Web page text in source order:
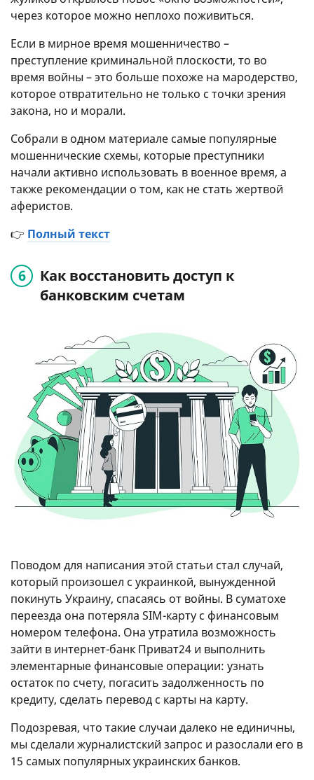
через которое можно неплохо поживиться.
Если в мирное время мошенничество –
преступление криминальной плоскости, то во
время войны – это больше похоже на мародерство,
которое отвратительно не только с точки зрения
закона, но и морали.
Собрали в одном материале самые популярные
мошеннические схемы, которые преступники
начали активно использовать в военное время, а
также рекомендации о том, как не стать жертвой
аферистов.
👉 Полный текст
Как восстановить доступ к
банковским счетам
Поводом для написания этой статьи стал случай,
который произошел с украинкой, вынужденной
покинуть Украину, спасаясь от войны. В суматохе
переезда она потеряла SIM-карту с финансовым
номером телефона. Она утратила возможность
зайти в интернет-банк Приват24 и выполнить
элементарные финансовые операции: узнать
остаток по счету, погасить задолженность по
кредиту, сделать перевод с карты на карту.
Подозревая, что такие случаи далеко не единичны,
мы сделали журналистский запрос и разослали его в
15 самых популярных украинских банков.